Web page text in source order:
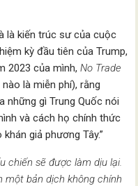
là kiến trúc sư của cuộc
kỳ đầu tiên của Trump,
2023 của mình,No Trade
là miễn phí), rằng
những gì Trung Quốc nói
và cách họ chính thức
giả phương Tây.”
chiến sẽ được làm dịu lại.
một bản dịch không chính